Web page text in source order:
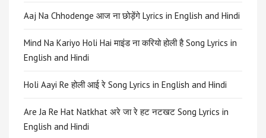
Aaj Na Chhodenge आज ना छोड़ेंगे Lyrics in English and Hindi
Mind Na Kariyo Holi Hai माइंड ना करियो होली है Song Lyrics in
English and Hindi
Holi Aayi Re होली आई रे Song Lyrics in English and Hindi
Are Ja Re Hat Natkhat अरे जा रे हट नटखट Song Lyrics in
English and Hindi